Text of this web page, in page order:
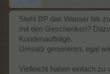
Steht BP das Wasser bis
mit den Geschenken?
Kundenaufträge.
Umsatz generieren, egal
Vielleicht haben einfach zu